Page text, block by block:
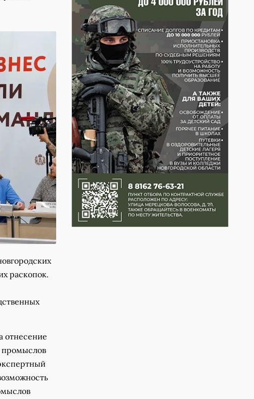
раскопок.
отнесение
промыслов